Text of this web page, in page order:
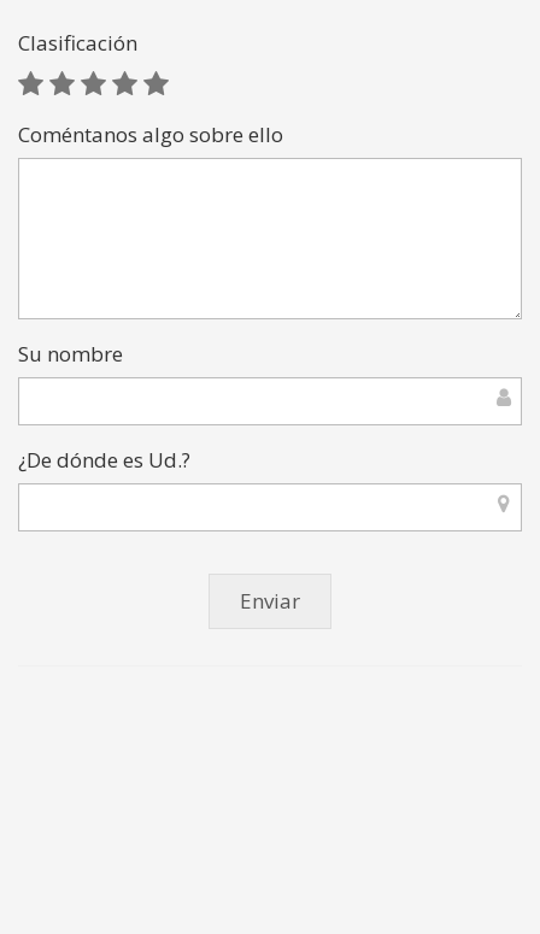
Clasificación
Coméntanos algo sobre ello
Su nombre
¿De dónde es Ud.?